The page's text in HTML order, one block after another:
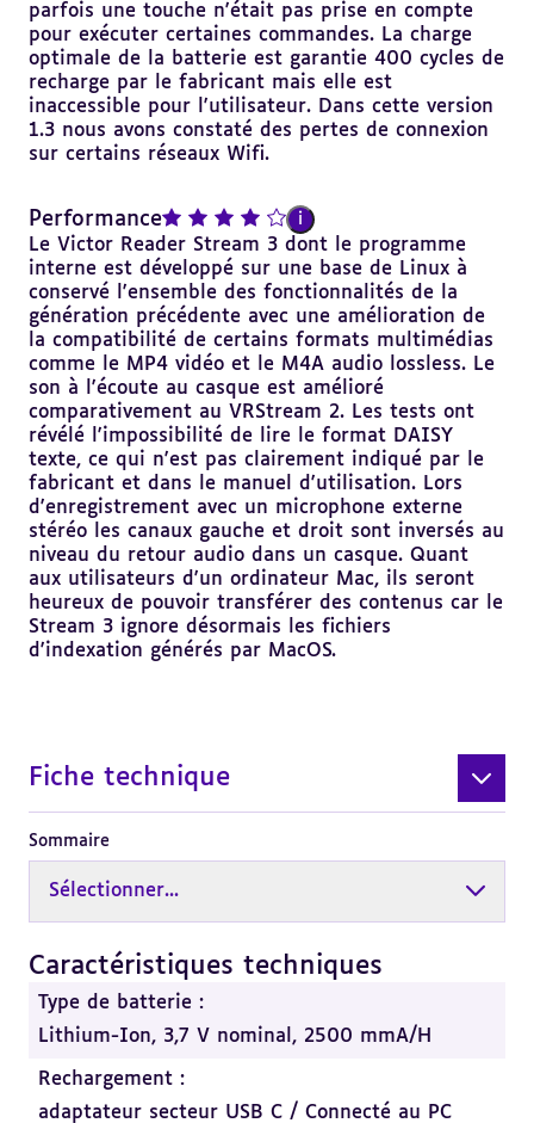
parfois une touche n'était pas prise en compte
pour exécuter certaines commandes. La charge
optimale de la batterie est garantie 400 cycles de
recharge par le fabricant mais elle est
inaccessible pour l'utilisateur. Dans cette version
1.3 nous avons constaté des pertes de connexion
sur certains réseaux Wifi.
Performancenote : 4 sur 5 i
Le Victor Reader Stream 3 dont le programme
interne est développé sur une base de Linux à
conservé l'ensemble des fonctionnalités de la
génération précédente avec une amélioration de
la compatibilité de certains formats multimédias
comme le MP4 vidéo et le M4A audio lossless. Le
son à l'écoute au casque est amélioré
comparativement au VRStream 2. Les tests ont
révélé l'impossibilité de lire le format DAISY
texte, ce qui n'est pas clairement indiqué par le
fabricant et dans le manuel d'utilisation. Lors
d'enregistrement avec un microphone externe
stéréo les canaux gauche et droit sont inversés au
niveau du retour audio dans un casque. Quant
aux utilisateurs d'un ordinateur Mac, ils seront
heureux de pouvoir transférer des contenus car le
Stream 3 ignore désormais les fichiers
d'indexation générés par MacOS.
Fiche technique
Sommaire
Sélectionner...
Caractéristiques techniques
Type de batterie :
Lithium-Ion, 3,7 V nominal, 2500 mmA/H
Rechargement :
adaptateur secteur USB C / Connecté au PC
Revenir
sommaire